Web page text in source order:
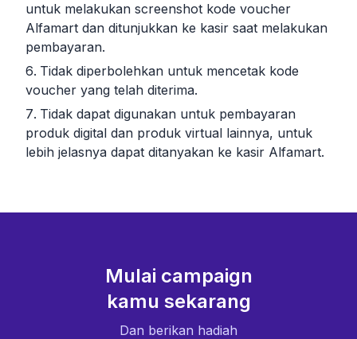
untuk melakukan screenshot kode voucher
Alfamart dan ditunjukkan ke kasir saat melakukan
pembayaran.
Tidak diperbolehkan untuk mencetak kode
voucher yang telah diterima.
Tidak dapat digunakan untuk pembayaran
produk digital dan produk virtual lainnya, untuk
lebih jelasnya dapat ditanyakan ke kasir Alfamart.
Mulai campaign
kamu sekarang
Dan berikan hadiah